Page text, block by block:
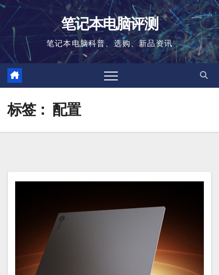
跳
至
笔记本电脑评测
笔记本电脑科普、选购、新品资讯
标签： 配置